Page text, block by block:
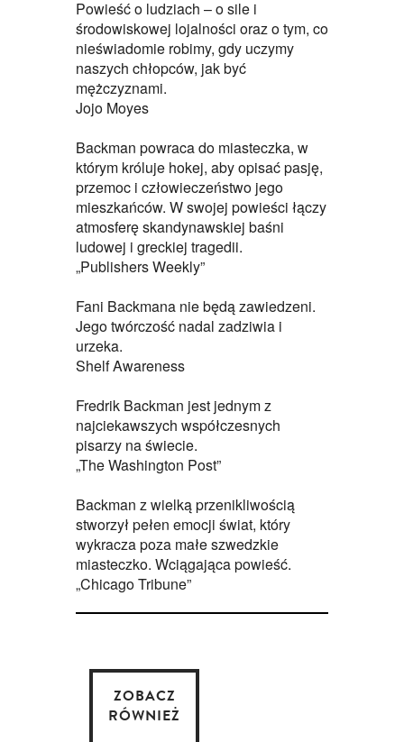
Powieść o ludziach – o sile i
środowiskowej lojalności oraz o tym, co
nieświadomie robimy, gdy uczymy
naszych chłopców, jak być
mężczyznami.
Jojo Moyes
Backman powraca do miasteczka, w
którym króluje hokej, aby opisać pasję,
przemoc i człowieczeństwo jego
mieszkańców. W swojej powieści łączy
atmosferę skandynawskiej baśni
ludowej i greckiej tragedii.
„Publishers Weekly”
Fani Backmana nie będą zawiedzeni.
Jego twórczość nadal zadziwia i
urzeka.
Shelf Awareness
Fredrik Backman jest jednym z
najciekawszych współczesnych
pisarzy na świecie.
„The Washington Post”
Backman z wielką przenikliwością
stworzył pełen emocji świat, który
wykracza poza małe szwedzkie
miasteczko. Wciągająca powieść.
„Chicago Tribune”
ZOBACZ
RÓWNIEŻ